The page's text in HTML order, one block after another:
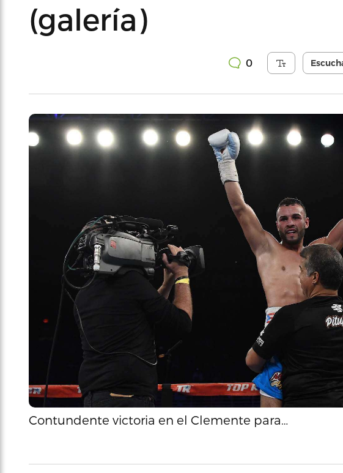
(galería)
0
Contundente victoria en el Clemente para…